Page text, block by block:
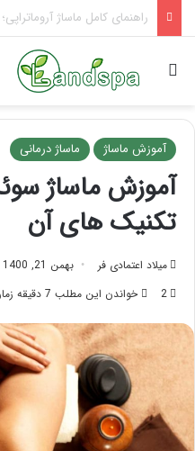
تاثیر ماساژ بر افسردگی؛ با
جستجو برای
آموزش ماساژ ماساژ درمانی
آموزش ماساژ
تکنیک های آن
میلاد اعتمادی فر بهمن 21, 1400
2
خواندن این مطلب 7 دقیقه زمان میبرد